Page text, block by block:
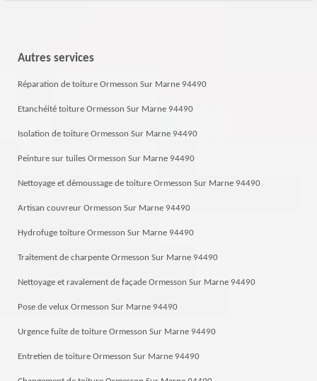
Autres services
Réparation de toiture Ormesson Sur Marne 94490
Etanchéité toiture Ormesson Sur Marne 94490
Isolation de toiture Ormesson Sur Marne 94490
Peinture sur tuiles Ormesson Sur Marne 94490
Nettoyage et démoussage de toiture Ormesson Sur Marne 94490
Artisan couvreur Ormesson Sur Marne 94490
Hydrofuge toiture Ormesson Sur Marne 94490
Traitement de charpente Ormesson Sur Marne 94490
Nettoyage et ravalement de façade Ormesson Sur Marne 94490
Pose de velux Ormesson Sur Marne 94490
Urgence fuite de toiture Ormesson Sur Marne 94490
Entretien de toiture Ormesson Sur Marne 94490